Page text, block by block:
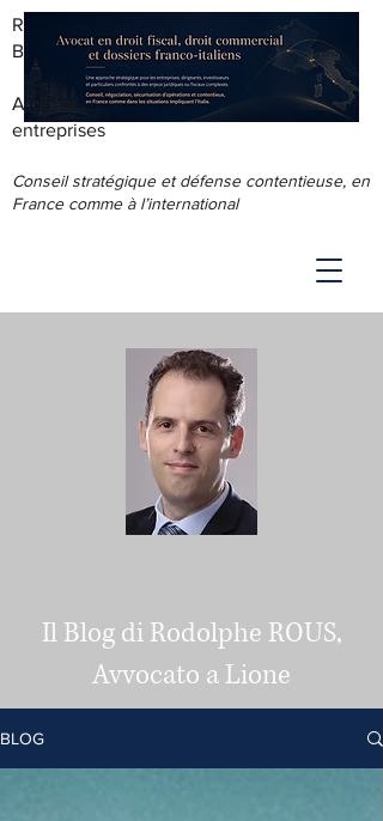
RODOLPHE ROUS - AVOCAT AU
BARREAU DE LYON
Accompagnement juridique & fiscal des
entreprises
Conseil stratégique et défense contentieuse, en
France comme à l’international
Il Blog di Rodolphe ROUS,
Avvocato a Lione
BLOG